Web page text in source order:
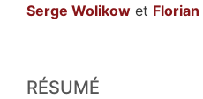
Serge Wolikow et Florian
Index
RÉSUMÉ